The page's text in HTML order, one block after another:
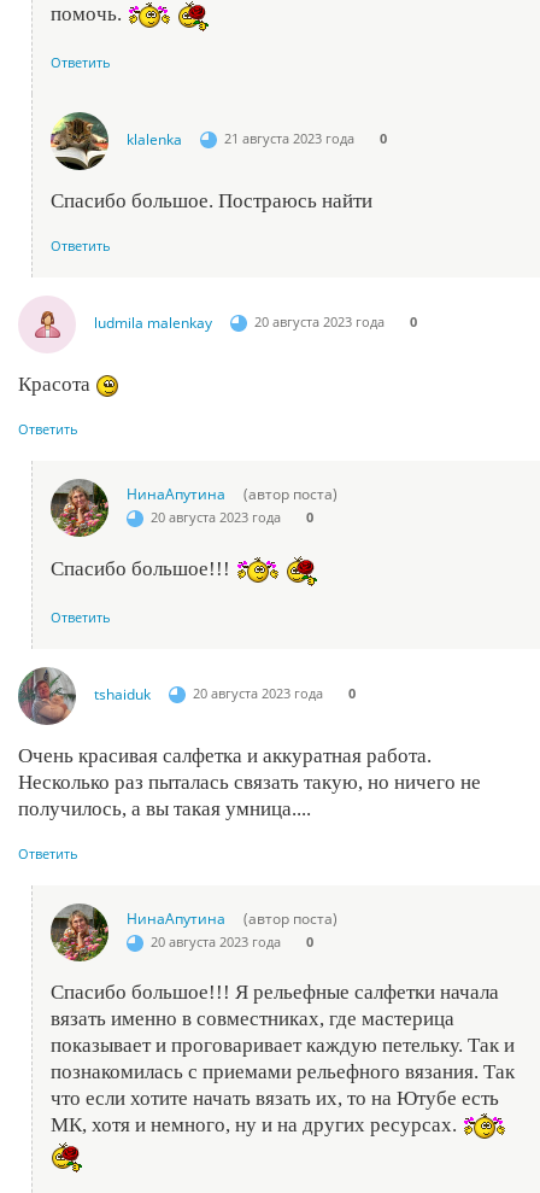
помочь.
Ответить
klalenka 21 августа 2023 года 0
Спасибо большое. Постраюсь найти
Ответить
ludmila malenkay 20 августа 2023 года 0
Красота
Ответить
НинаАпутина (автор поста)
20 августа 2023 года 0
Спасибо большое!!!
Ответить
tshaiduk 20 августа 2023 года 0
Очень красивая салфетка и аккуратная работа.
Несколько раз пыталась связать такую, но ничего не
получилось, а вы такая умница....
Ответить
НинаАпутина (автор поста)
20 августа 2023 года 0
Спасибо большое!!! Я рельефные салфетки начала
вязать именно в совместниках, где мастерица
показывает и проговаривает каждую петельку. Так и
познакомилась с приемами рельефного вязания. Так
что если хотите начать вязать их, то на Ютубе есть
МК, хотя и немного, ну и на других ресурсах.